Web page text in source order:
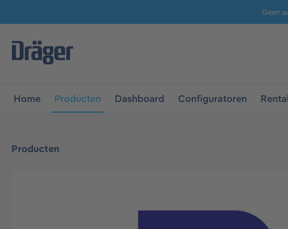
Ga naar navigatie B2B-platformGeen
Home Producten Dashboard Configuratoren
Producten